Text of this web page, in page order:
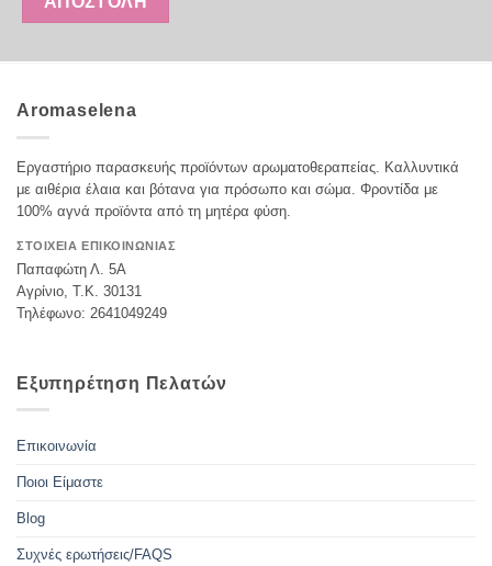
Aromaselena
Εργαστήριο παρασκευής προϊόντων αρωματοθεραπείας. Καλλυντικά
με αιθέρια έλαια και βότανα για πρόσωπο και σώμα. Φροντίδα με
100% αγνά προϊόντα από τη μητέρα φύση.
ΣΤΟΙΧΕΙΑ ΕΠΙΚΟΙΝΩΝΙΑΣ
Παπαφώτη Λ. 5Α
Αγρίνιο, Τ.Κ. 30131
Τηλέφωνο: 2641049249
Εξυπηρέτηση Πελατών
Επικοινωνία
Ποιοι Είμαστε
Blog
Συχνές ερωτήσεις/FAQS